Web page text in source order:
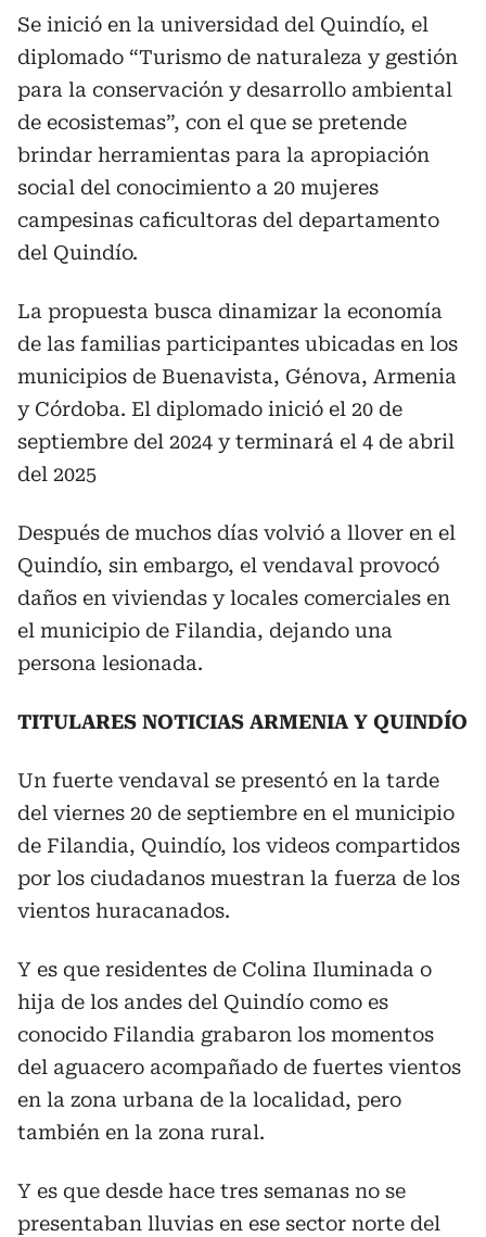
Se inició en la universidad del Quindío, el
diplomado “Turismo de naturaleza y gestión
para la conservación y desarrollo ambiental
de ecosistemas”, con el que se pretende
brindar herramientas para la apropiación
social del conocimiento a 20 mujeres
campesinas caficultoras del departamento
del Quindío.
La propuesta busca dinamizar la economía
de las familias participantes ubicadas en los
municipios de Buenavista, Génova, Armenia
y Córdoba. El diplomado inició el 20 de
septiembre del 2024 y terminará el 4 de abril
del 2025
Después de muchos días volvió a llover en el
Quindío, sin embargo, el vendaval provocó
daños en viviendas y locales comerciales en
el municipio de Filandia, dejando una
persona lesionada.
TITULARES NOTICIAS ARMENIA Y QUINDÍO
Un fuerte vendaval se presentó en la tarde
del viernes 20 de septiembre en el municipio
de Filandia, Quindío, los videos compartidos
por los ciudadanos muestran la fuerza de los
vientos huracanados.
Y es que residentes de Colina Iluminada o
hija de los andes del Quindío como es
conocido Filandia grabaron los momentos
del aguacero acompañado de fuertes vientos
en la zona urbana de la localidad, pero
también en la zona rural.
Y es que desde hace tres semanas no se
presentaban lluvias en ese sector norte del